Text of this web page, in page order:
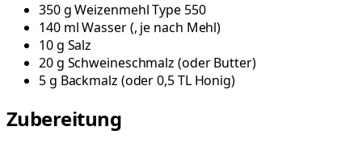
350gWeizenmehl Type 550
140 mlWasser(, je nach Mehl)
10g Salz
20g Schweineschmalz (oder Butter)
5g Backmalz (oder 0,5 TL Honig)
Zubereitung